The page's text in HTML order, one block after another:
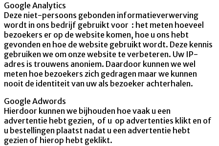
Google Analytics
Deze niet-persoons gebonden informatieverwerving
wordt in ons bedrijf gebruikt voor : het meten hoeveel
bezoekers er op de website komen, hoe u ons hebt
gevonden en hoe de website gebruikt wordt. Deze kennis
gebruiken we om onze website te verbeteren. Uw IP-
adres is trouwens anoniem. Daardoor kunnen we wel
meten hoe bezoekers zich gedragen maar we kunnen
nooit de identiteit van uw als bezoeker achterhalen.
Google Adwords
Hierdoor kunnen we bijhouden hoe vaak u een
advertentie hebt gezien, of u op advertenties klikt en of
u bestellingen plaatst nadat u een advertentie hebt
gezien of hierop hebt geklikt.